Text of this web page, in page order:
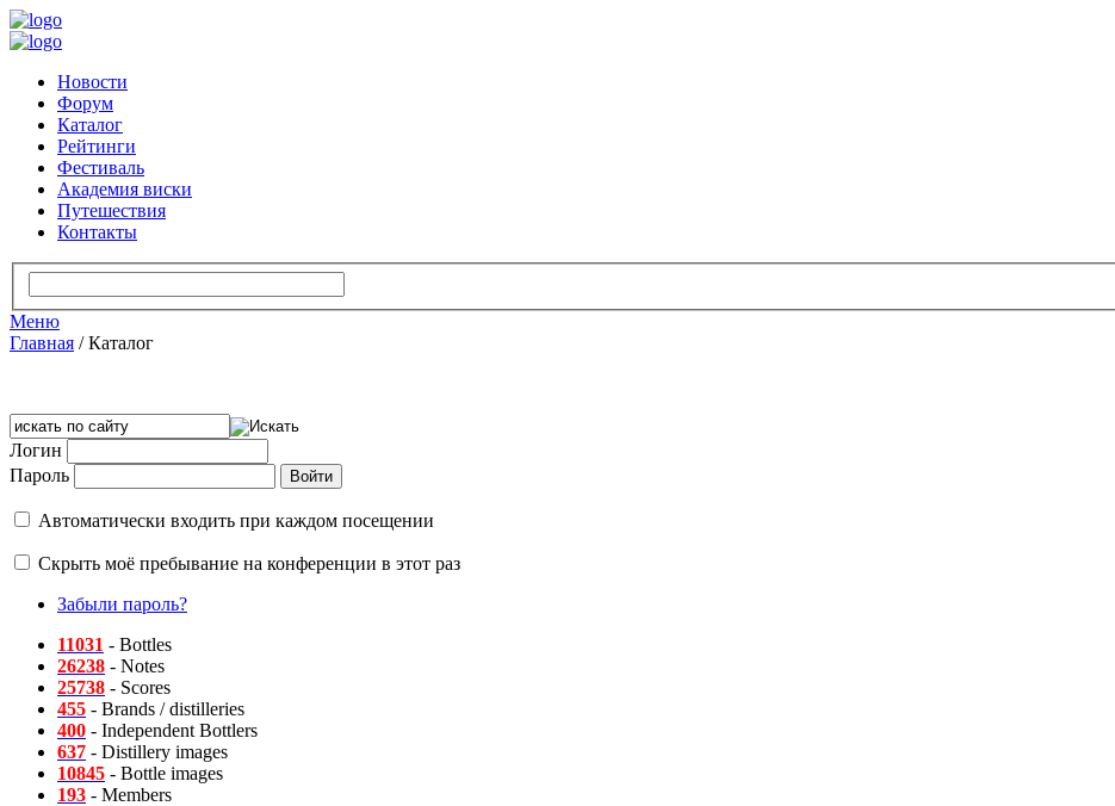
Новости
Форум
Каталог
Рейтинги
Фестиваль
Академия виски
Путешествия
Контакты
Меню
Главная /Каталог
Логин
Пароль
Автоматически входить при каждом посещении
Скрыть моё пребывание на конференции в этот раз
Забыли пароль?
11031 - Bottles
26238 - Notes
25738 - Scores
455 - Brands / distilleries
400 - Independent Bottlers
637 - Distillery images
10845 - Bottle images
193 - Members